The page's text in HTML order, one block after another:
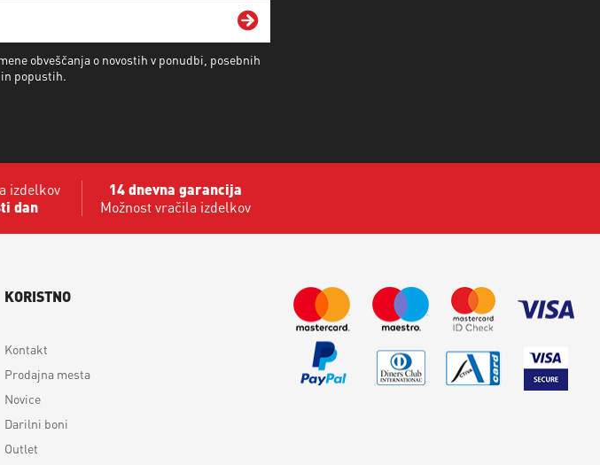
obveščanja o novostih v ponudbi, posebnih
popustih.
izdelkov
dan
14 dnevna garancija
Možnost vračila izdelkov
KORISTNO
Kontakt
Prodajna mesta
Novice
Darilni boni
Outlet